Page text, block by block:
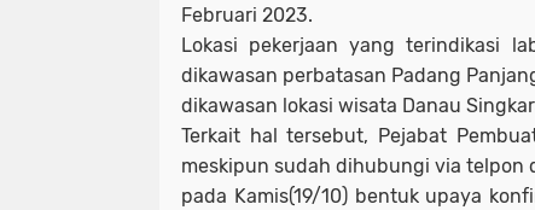
Februari 2023.
Lokasi pekerjaan yang terindikasi
dikawasan perbatasan Padang
dikawasan lokasi wisata Danau
Terkait hal tersebut, Pejabat
meskipun sudah dihubungi via telpon
pada Kamis(19/10) bentuk upaya